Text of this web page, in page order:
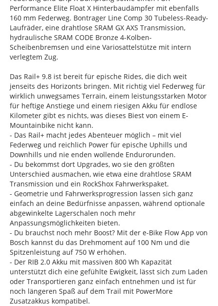
Performance Elite Float X Hinterbaudämpfer mit ebenfalls
160 mm Federweg. Bontrager Line Comp 30 Tubeless-Ready-
Laufräder, eine drahtlose SRAM GX AXS Transmission,
hydraulische SRAM CODE Bronze 4-Kolben-
Scheibenbremsen und eine Variosattelstütze mit intern
verlegtem Zug.
Das Rail+ 9.8 ist bereit für epische Rides, die dich weit
jenseits des Horizonts bringen. Mit richtig viel Federweg für
wirklich unwegsames Terrain, einem leistungsstarken Motor
für heftige Anstiege und einem riesigen Akku für endlose
Kilometer gibt es nichts, was dieses Biest von einem E-
Mountainbike nicht kann.
- Das Rail+ macht jedes Abenteuer möglich – mit viel
Federweg und reichlich Power für epische Uphills und
Downhills und nie enden wollende Endurorunden.
- Du bekommst dort Upgrades, wo sie den größten
Unterschied ausmachen, wie etwa eine drahtlose SRAM
Transmission und ein RockShox Fahrwerkspaket.
- Geometrie und Fahrwerksprogression lassen sich ganz
einfach an deine Bedürfnisse anpassen, während optionale
abgewinkelte Lagerschalen noch mehr
Anpassungsmöglichkeiten bieten.
- Du brauchst noch mehr Boost? Mit der e-Bike Flow App von
Bosch kannst du das Drehmoment auf 100 Nm und die
Spitzenleistung auf 750 W erhöhen.
- Der RIB 2.0 Akku mit massiven 800 Wh Kapazität
unterstützt dich eine gefühlte Ewigkeit, lässt sich zum Laden
oder Transportieren ganz einfach entnehmen und ist für
noch längeren Spaß auf dem Trail mit PowerMore
Zusatzakkus kompatibel.